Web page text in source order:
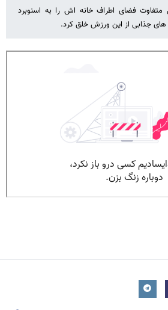
متفاوت فضای اطراف خانه اش را به اسنوبرد
جذابی از این ورزش خلق کرد.